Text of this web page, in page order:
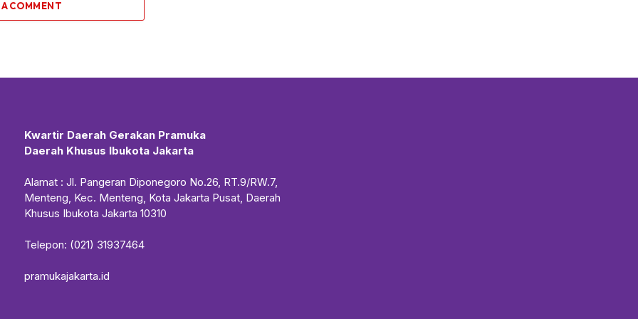
COMMENT
Kwartir Daerah Gerakan Pramuka
Daerah Khusus Ibukota Jakarta
Alamat : Jl. Pangeran Diponegoro No.26, RT.9/RW.7,
Menteng, Kec. Menteng, Kota Jakarta Pusat, Daerah
Khusus Ibukota Jakarta 10310
Telepon: (021) 31937464
pramukajakarta.id